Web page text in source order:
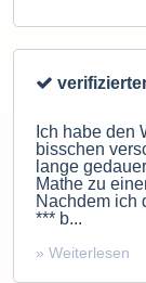
Ich habe den
bisschen
lange
Mathe zu
Nachdem ich
*** b...
» Weiterlesen